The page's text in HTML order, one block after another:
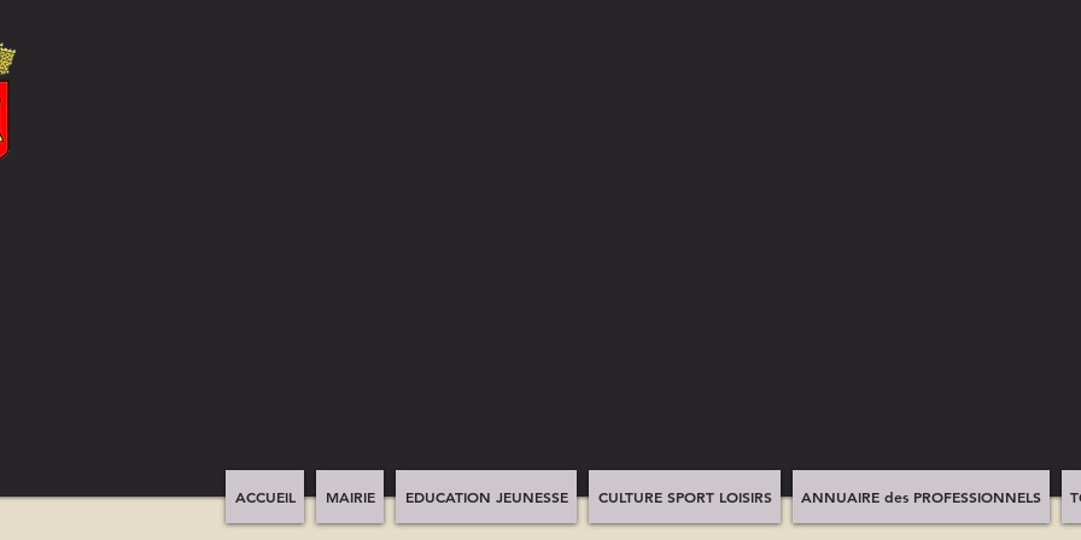
ACCUEIL MAIRIE EDUCATION JEUNESSE CULTURE SPORT LOISIRS ANNUAIRE des PROFESSIONNELS